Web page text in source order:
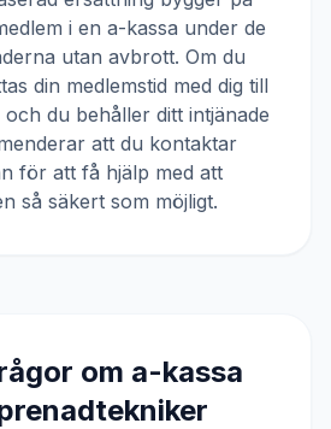
i en a-kassa under de
utan avbrott. Om du
din medlemstid med dig till
du behåller ditt intjänade
att du kontaktar
för att få hjälp med att
så säkert som möjligt.
om a-kassa